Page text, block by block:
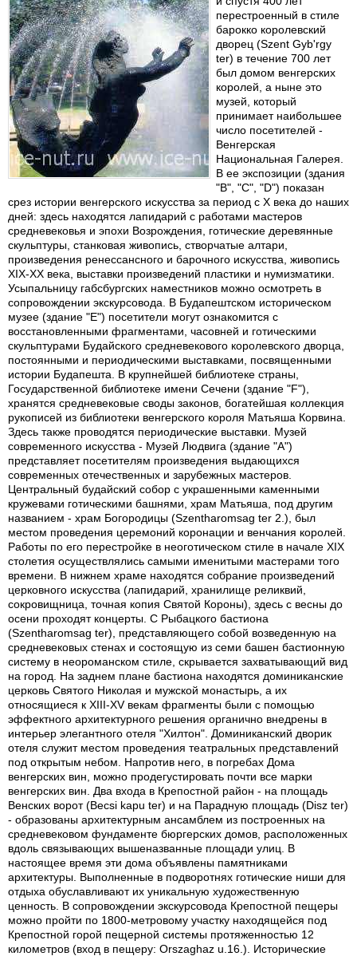
перестроенный в стиле
барокко королевский
дворец (Szent Gyb'rgy
ter) в течение 700 лет
был домом венгерских
королей, а ныне это
музей, который
принимает наибольшее
число посетителей -
Венгерская
Национальная Галерея.
В ее экспозиции (здания
"В", "С", "D") показан
срез истории венгерского искусства за период с X века до наших
дней: здесь находятся лапидарий с работами мастеров
средневековья и эпохи Возрождения, готические деревянные
скульптуры, станковая живопись, створчатые алтари,
произведения ренессансного и барочного искусства, живопись
XIX-XX века, выставки произведений пластики и нумизматики.
Усыпальницу габсбургских наместников можно осмотреть в
сопровождении экскурсовода. В Будапештском историческом
музее (здание "Е") посетители могут ознакомится с
восстановленными фрагментами, часовней и готическими
скульптурами Будайского средневекового королевского дворца,
постоянными и периодическими выставками, посвященными
истории Будапешта. В крупнейшей библиотеке страны,
Государственной библиотеке имени Сечени (здание "F"),
хранятся средневековые своды законов, богатейшая коллекция
рукописей из библиотеки венгерского короля Матьяша Корвина.
Здесь также проводятся периодические выставки. Музей
современного искусства - Музей Людвига (здание "А")
представляет посетителям произведения выдающихся
современных отечественных и зарубежных мастеров.
Центральный будайский собор с украшенными каменными
кружевами готическими башнями, храм Матьяша, под другим
названием - храм Богородицы (Szentharomsag ter 2.), был
местом проведения церемоний коронации и венчания королей.
Работы по его перестройке в неоготическом стиле в начале XIX
столетия осуществлялись самыми именитыми мастерами того
времени. В нижнем храме находятся собрание произведений
церковного искусства (лапидарий, хранилище реликвий,
сокровищница, точная копия Святой Короны), здесь с весны до
осени проходят концерты. С Рыбацкого бастиона
(Szentharomsag ter), представляющего собой возведенную на
средневековых стенах и состоящую из семи башен бастионную
систему в неороманском стиле, скрывается захватывающий вид
на город. На заднем плане бастиона находятся доминиканские
церковь Святого Николая и мужской монастырь, а их
относящиеся к XIII-XV векам фрагменты были с помощью
эффектного архитектурного решения органично внедрены в
интерьер элегантного отеля "Хилтон". Доминиканский дворик
отеля служит местом проведения театральных представлений
под открытым небом. Напротив него, в погребах Дома
венгерских вин, можно продегустировать почти все марки
венгерских вин. Два входа в Крепостной район - на площадь
Венских ворот (Becsi kapu ter) и на Парадную площадь (Disz ter)
- образованы архитектурным ансамблем из построенных на
средневековом фундаменте бюргерских домов, расположенных
вдоль связывающих вышеназванные площади улиц. В
настоящее время эти дома объявлены памятниками
архитектуры. Выполненные в подворотнях готические ниши для
отдыха обуславливают их уникальную художественную
ценность. В сопровождении экскурсовода Крепостной пещеры
можно пройти по 1800-метровому участку находящейся под
Крепостной горой пещерной системы протяженностью 12
километров (вход в пещеру: Orszaghaz u.16.). Исторические